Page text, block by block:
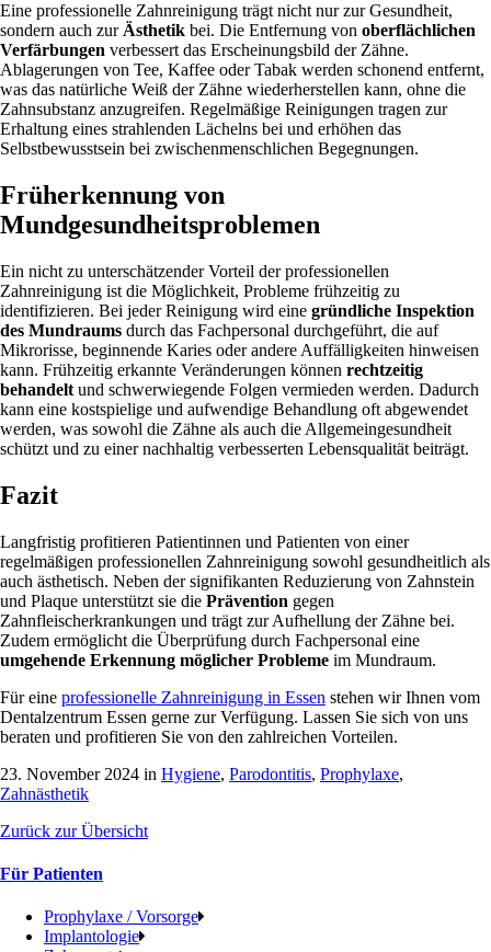
Eine professionelle Zahnreinigung trägt nicht nur zur Gesundheit,
sondern auch zur Ästhetik bei. Die Entfernung von oberflächlichen
Verfärbungen verbessert das Erscheinungsbild der Zähne.
Ablagerungen von Tee, Kaffee oder Tabak werden schonend entfernt,
was das natürliche Weiß der Zähne wiederherstellen kann, ohne die
Zahnsubstanz anzugreifen. Regelmäßige Reinigungen tragen zur
Erhaltung eines strahlenden Lächelns bei und erhöhen das
Selbstbewusstsein bei zwischenmenschlichen Begegnungen.
Früherkennung von
Mundgesundheitsproblemen
Ein nicht zu unterschätzender Vorteil der professionellen
Zahnreinigung ist die Möglichkeit, Probleme frühzeitig zu
identifizieren. Bei jeder Reinigung wird eine gründliche Inspektion
des Mundraums durch das Fachpersonal durchgeführt, die auf
Mikrorisse, beginnende Karies oder andere Auffälligkeiten hinweisen
kann. Frühzeitig erkannte Veränderungen können rechtzeitig
behandelt und schwerwiegende Folgen vermieden werden. Dadurch
kann eine kostspielige und aufwendige Behandlung oft abgewendet
werden, was sowohl die Zähne als auch die Allgemeingesundheit
schützt und zu einer nachhaltig verbesserten Lebensqualität beiträgt.
Fazit
Langfristig profitieren Patientinnen und Patienten von einer
regelmäßigen professionellen Zahnreinigung sowohl gesundheitlich als
auch ästhetisch. Neben der signifikanten Reduzierung von Zahnstein
und Plaque unterstützt sie die Prävention gegen
Zahnfleischerkrankungen und trägt zur Aufhellung der Zähne bei.
Zudem ermöglicht die Überprüfung durch Fachpersonal eine
umgehende Erkennung möglicher Probleme im Mundraum.
Für eine professionelle Zahnreinigung in Essen stehen wir Ihnen vom
Dentalzentrum Essen gerne zur Verfügung. Lassen Sie sich von uns
beraten und profitieren Sie von den zahlreichen Vorteilen.
23. November 2024 in Hygiene, Parodontitis, Prophylaxe,
Zahnästhetik
Zurück zur Übersicht
Für Patienten
Prophylaxe / Vorsorge
Implantologie